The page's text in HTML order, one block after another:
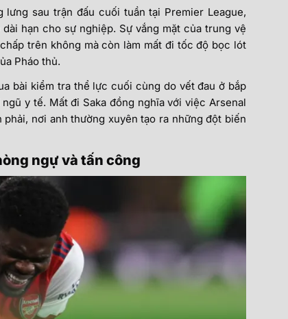
sau trận đấu cuối tuần tại Premier League,
hạn cho sự nghiệp. Sự vắng mặt của trung vệ
trên không mà còn làm mất đi tốc độ bọc lót
Pháo thủ.
bài kiểm tra thể lực cuối cùng do vết đau ở bắp
y tế. Mất đi Saka đồng nghĩa với việc Arsenal
nơi anh thường xuyên tạo ra những đột biến
ngự và tấn công